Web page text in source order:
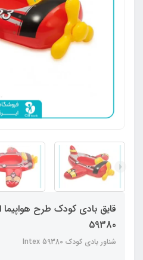
قایق بادی کودک طرح
59380
شناور بادی کودک Intex 59380